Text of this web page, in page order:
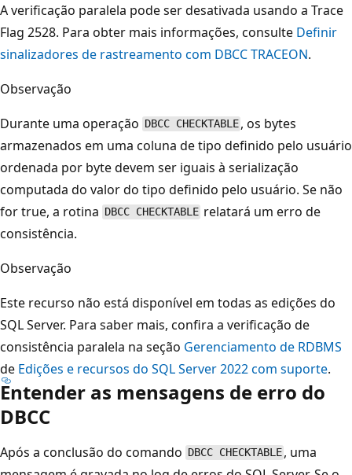
A verificação paralela pode ser desativada usando a Trace
Flag 2528. Para obter mais informações, consulte Definir
sinalizadores de rastreamento com DBCC TRACEON.
Observação
Durante uma operação DBCC CHECKTABLE , os bytes
armazenados em uma coluna de tipo definido pelo usuário
ordenada por byte devem ser iguais à serialização
computada do valor do tipo definido pelo usuário. Se não
for true, a rotina DBCC CHECKTABLE relatará um erro de
consistência.
Observação
Este recurso não está disponível em todas as edições do
SQL Server. Para saber mais, confira a verificação de
consistência paralela na seção Gerenciamento de RDBMS
de Edições e recursos do SQL Server 2022 com suporte.
Entender as mensagens de erro do
DBCC
Após a conclusão do comando DBCC CHECKTABLE , uma